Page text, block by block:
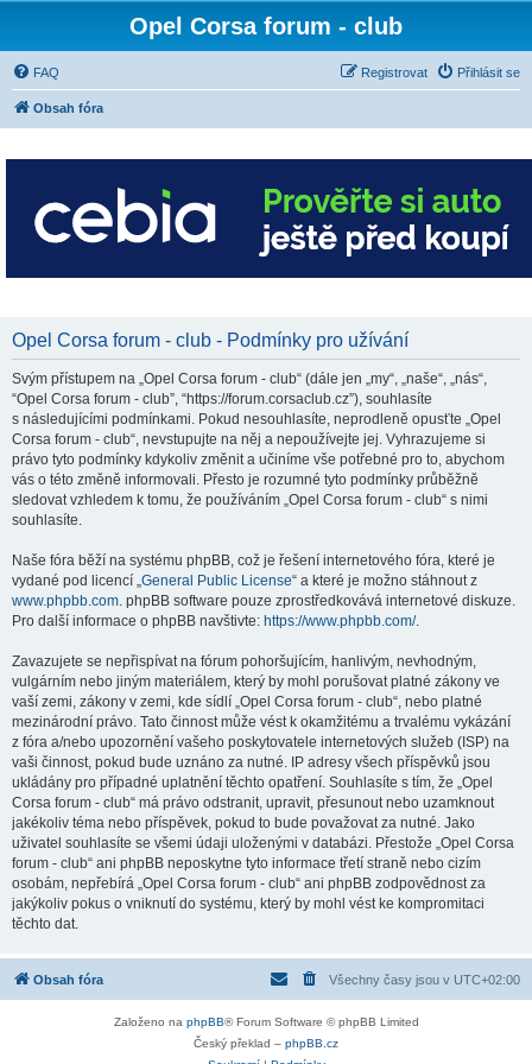
Opel Corsa forum - club
FAQ Přihlásit se
Registrovat
Obsah fóra
Opel Corsa forum - club - Podmínky pro užívání
Svým přístupem na „Opel Corsa forum - club“ (dále jen „my“, „naše“, „nás“,
“Opel Corsa forum - club”, “https://forum.corsaclub.cz”), souhlasíte
s následujícími podmínkami. Pokud nesouhlasíte, neprodleně opusťte „Opel
Corsa forum - club“, nevstupujte na něj a nepoužívejte jej. Vyhrazujeme si
právo tyto podmínky kdykoliv změnit a učiníme vše potřebné pro to, abychom
vás o této změně informovali. Přesto je rozumné tyto podmínky průběžně
sledovat vzhledem k tomu, že používáním „Opel Corsa forum - club“ s nimi
souhlasíte.
Naše fóra běží na systému phpBB, což je řešení internetového fóra, které je
vydané pod licencí „General Public License“ a které je možno stáhnout z
www.phpbb.com. phpBB software pouze zprostředkovává internetové diskuze.
Pro další informace o phpBB navštivte: https://www.phpbb.com/.
Zavazujete se nepřispívat na fórum pohoršujícím, hanlivým, nevhodným,
vulgárním nebo jiným materiálem, který by mohl porušovat platné zákony ve
vaší zemi, zákony v zemi, kde sídlí „Opel Corsa forum - club“, nebo platné
mezinárodní právo. Tato činnost může vést k okamžitému a trvalému vykázání
z fóra a/nebo upozornění vašeho poskytovatele internetových služeb (ISP) na
vaši činnost, pokud bude uznáno za nutné. IP adresy všech příspěvků jsou
ukládány pro případné uplatnění těchto opatření. Souhlasíte s tím, že „Opel
Corsa forum - club“ má právo odstranit, upravit, přesunout nebo uzamknout
jakékoliv téma nebo příspěvek, pokud to bude považovat za nutné. Jako
uživatel souhlasíte se všemi údaji uloženými v databázi. Přestože „Opel Corsa
forum - club“ ani phpBB neposkytne tyto informace třetí straně nebo cizím
osobám, nepřebírá „Opel Corsa forum - club“ ani phpBB zodpovědnost za
jakýkoliv pokus o vniknutí do systému, který by mohl vést ke kompromitaci
těchto dat.
Obsah fóra Všechny časy jsou v UTC+02:00
Založeno na phpBB® Forum Software © phpBB Limited
Český překlad – phpBB.cz